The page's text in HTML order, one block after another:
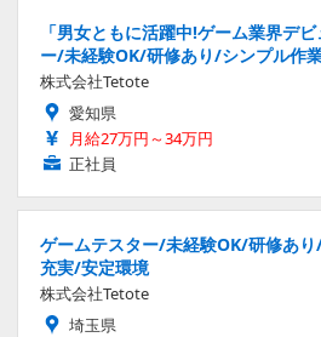
「男女ともに活躍中!ゲーム業界デ
ー/未経験OK/研修あり/シンプル作
株式会社Tetote
愛知県
月給27万円～34万円
正社員
ゲームテスター/未経験OK/研修あ
充実/安定環境
株式会社Tetote
埼玉県